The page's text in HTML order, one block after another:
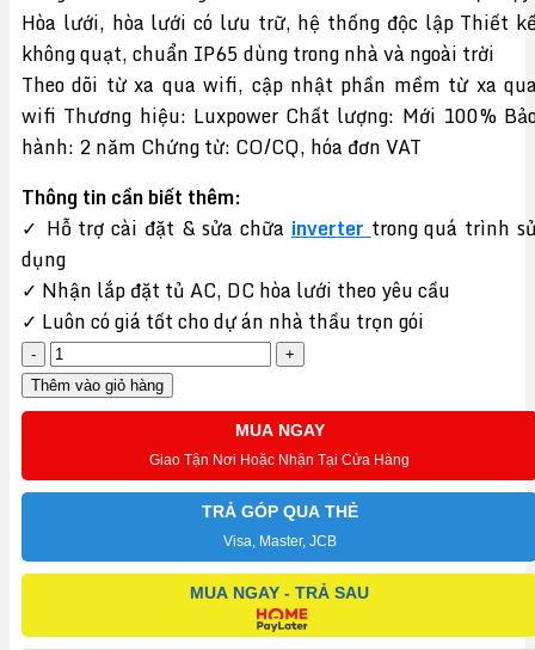
40,900,000 VND.là:
35,990,000 VND.
Hòa lưới, hòa lưới có lưu trữ, hệ thống độc lập Thiết
không quạt, chuẩn IP65 dùng trong nhà và ngoài trời
Theo dõi từ xa qua wifi, cập nhật phần mềm từ xa
wifi Thương hiệu: Luxpower Chất lượng: Mới 100%
hành: 2 năm Chứng từ: CO/CQ, hóa đơn VAT
Thông tin cần biết thêm:
✓ Hỗ trợ cài đặt & sửa chữa inverter trong quá trình
dụng
✓ Nhận lắp đặt tủ AC, DC hòa lưới theo yêu cầu
✓ Luôn có giá tốt cho dự án nhà thầu trọn gói
Inverter
bám
tải
LXP-
lượng
Thêm vào giỏ hàng
MUA NGAY
Giao Tận Nơi Hoặc Nhận Tại Cửa Hàng
TRẢ GÓP QUA THẺ
Visa, Master, JCB
MUA NGAY - TRẢ SAU